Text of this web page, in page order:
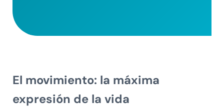
El movimiento: la máxima
expresión de la vida